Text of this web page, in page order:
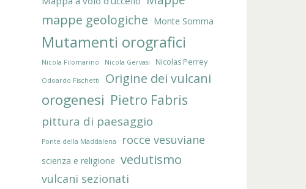
mappe geologiche Monte Somma
Mutamenti orografici
Nicola Filomarino Nicola Gervasi Nicolas Perrey
Odoardo Fischetti Origine dei vulcani
orogenesi Pietro Fabris
pittura di paesaggio
Ponte della Maddalena rocce vesuviane
scienza e religione vedutismo
vulcani sezionati